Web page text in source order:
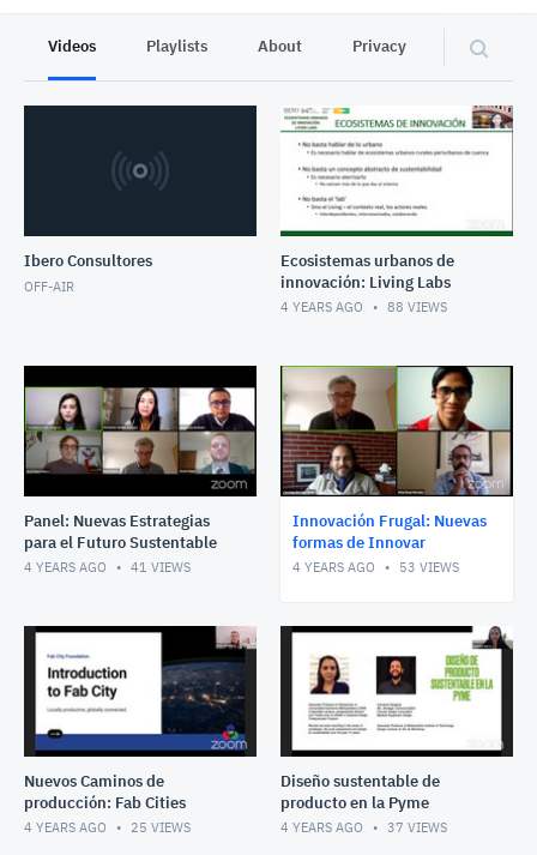
Videos Playlists About Privacy
Ibero Consultores
OFF-AIR
Ecosistemas urbanos de
innovación: Living Labs
4 YEARS AGO 88 VIEWS
Panel: Nuevas Estrategias
para el Futuro Sustentable
4 YEARS AGO 41 VIEWS
Innovación Frugal: Nuevas
formas de Innovar
4 YEARS AGO 53 VIEWS
Nuevos Caminos de
producción: Fab Cities
4 YEARS AGO 25 VIEWS
Diseño sustentable de
producto en la Pyme
4 YEARS AGO 37 VIEWS